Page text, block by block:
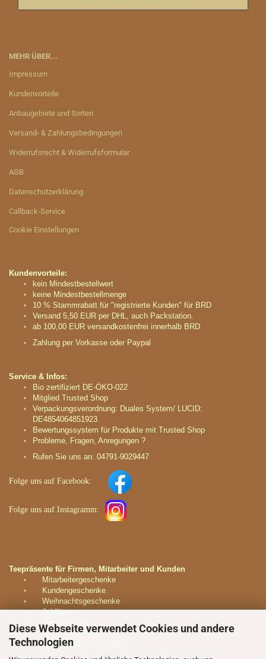
Diese Webseite verwendet Cookies und andere
Technologien
MEHR ÜBER...
Impressum
Kundenvorteile
Anbaugebiete und Sorten
Versand- & Zahlungsbedingungen
Widerrufsrecht & Widerrufsformular
AGB
Datenschutzerklärung
Callback-Service
Cookie Einstellungen
Kundenvorteile:
kein Mindestbestellwert
keine Mindestbestellmenge
10 % Stammrabatt für "registrierte Kunden" für BRD
Versand 5,50 EUR per DHL, auch Packstation.
ab 100,00 EUR versandkostenfrei innerhalb BRD
Zahlung per Vorkasse oder Paypal
Service & Infos:
Bio zertifiziert DE-ÖKO-022
Mitglied Trusted Shop
Verpackungsverordnung: Duales System/ LUCID:
DE4854064851923
Bewertungssystem für Produkte mit Trusted Shop
Probleme, Fragen, Anregungen ?
Rufen Sie uns an: 04791-9029447
Folge uns auf Facebook:
Folge uns auf Instagramm:
Teepräsente für Firmen, Mitarbeiter und Kunden
Mitarbeitergeschenke
Kundengeschenke
Weihnachtsgeschenke
Jubiläen
Firmenevents
Geschäftspartner
Dankeschön-Geschenke